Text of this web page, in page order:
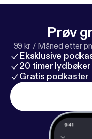
Prøv
99 kr / Måned etter
Eksklusive
20 timer lydbøker
Gratis podkaster